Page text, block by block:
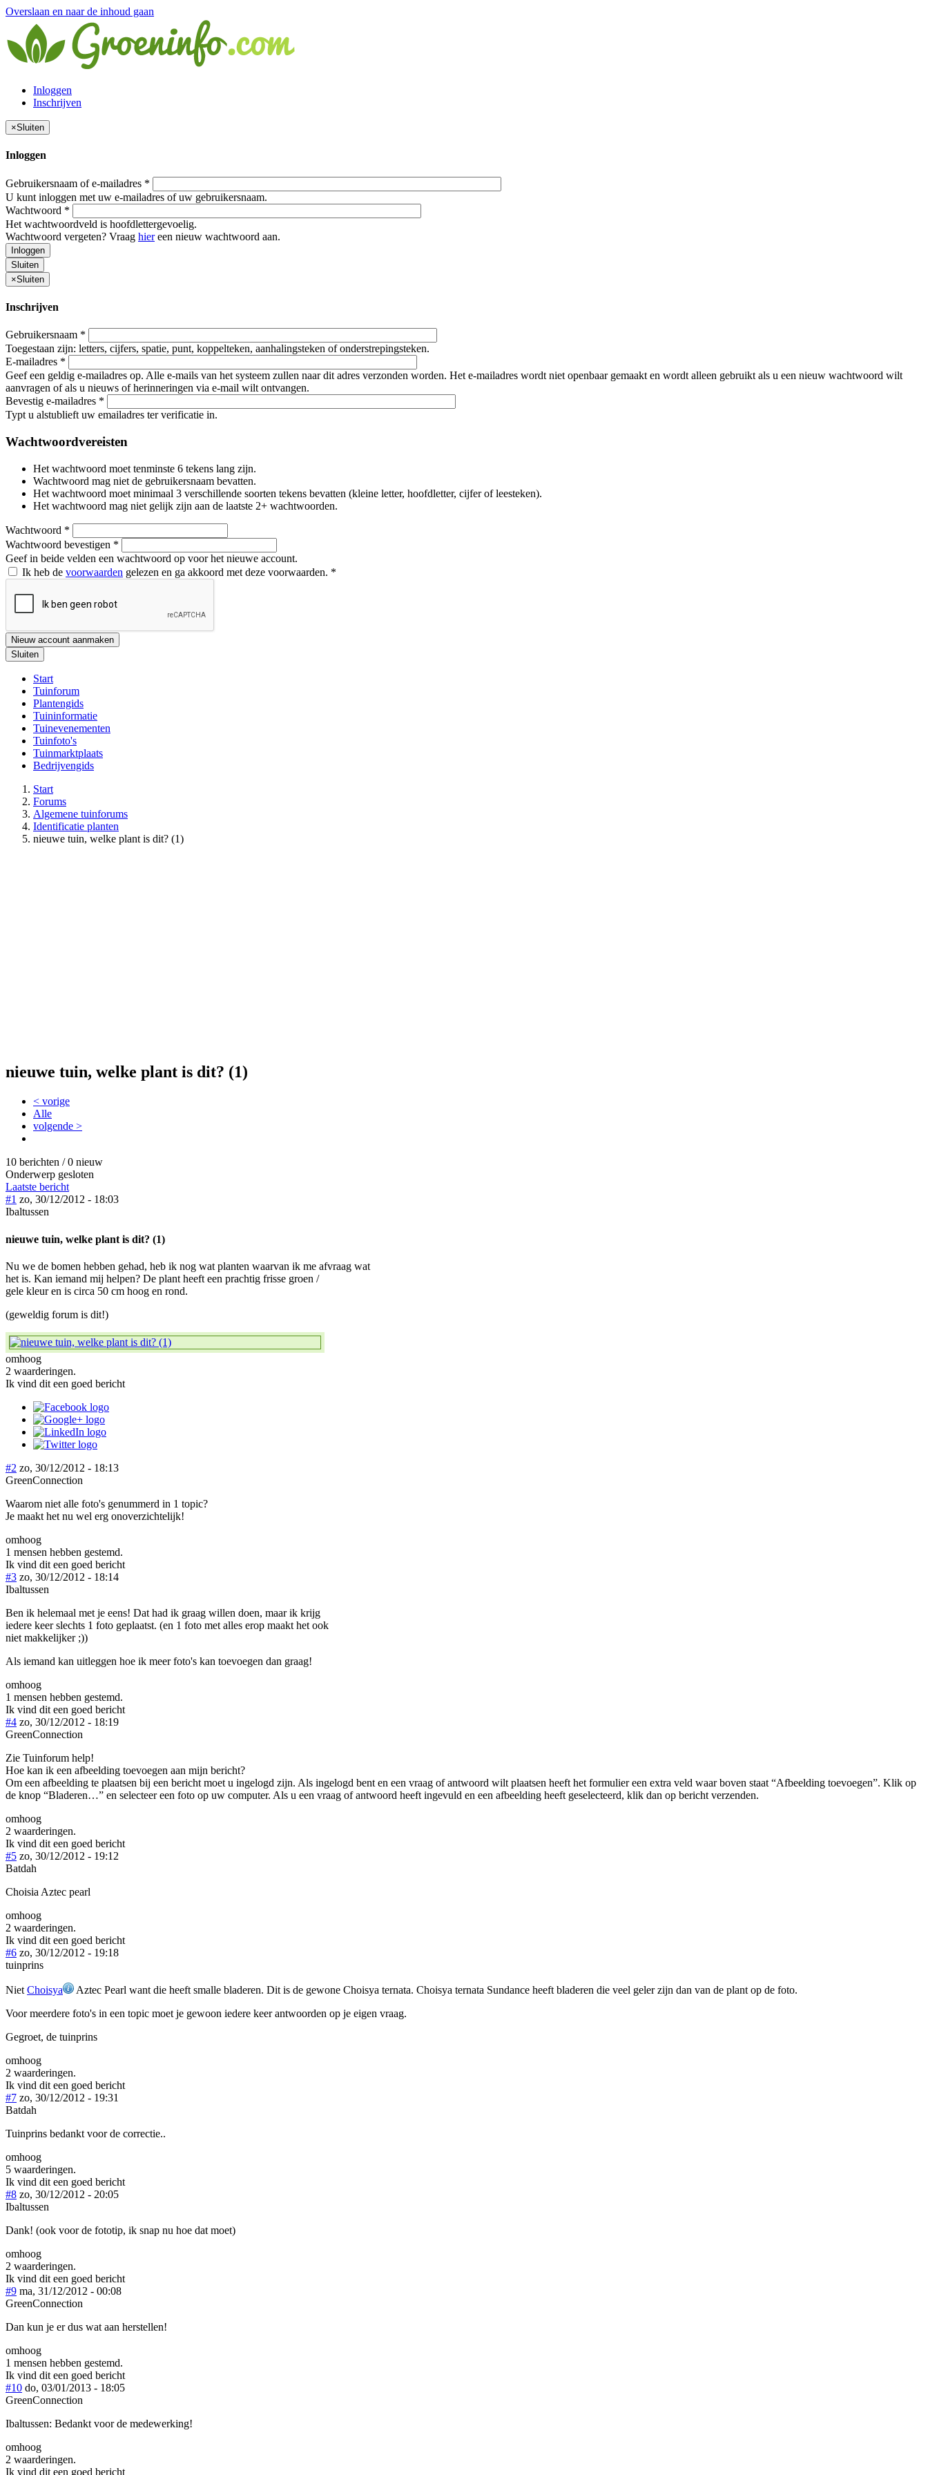
Overslaan en naar de inhoud gaan
Inloggen
Inschrijven
×Sluiten
Inloggen
Gebruikersnaam of e-mailadres *
U kunt inloggen met uw e-mailadres of uw gebruikersnaam.
Wachtwoord *
Het wachtwoordveld is hoofdlettergevoelig.
Wachtwoord vergeten? Vraag hiereen nieuw wachtwoord aan.
Inloggen
Sluiten
×Sluiten
Inschrijven
Gebruikersnaam *
Toegestaan zijn: letters, cijfers, spatie, punt, koppelteken, aanhalingsteken of onderstrepingsteken.
E-mailadres *
Geef een geldig e-mailadres op. Alle e-mails van het systeem zullen naar dit adres verzonden worden. Het e-mailadres wordt niet openbaar gemaakt en wordt alleen gebruikt als u een nieuw wachtwoord wilt
aanvragen of als u nieuws of herinneringen via e-mail wilt ontvangen.
Bevestig e-mailadres *
Typt u alstublieft uw emailadres ter verificatie in.
Wachtwoordvereisten
Het wachtwoord moet tenminste 6 tekens lang zijn.
Wachtwoord mag niet de gebruikersnaam bevatten.
Het wachtwoord moet minimaal 3 verschillende soorten tekens bevatten (kleine letter, hoofdletter, cijfer of leesteken).
Het wachtwoord mag niet gelijk zijn aan de laatste 2+ wachtwoorden.
Wachtwoord *
Wachtwoord bevestigen *
Geef in beide velden een wachtwoord op voor het nieuwe account.
Ik heb de voorwaarden gelezen en ga akkoord met deze voorwaarden. *
Nieuw account aanmaken
Sluiten
Start
Tuinforum
Plantengids
Tuininformatie
Tuinevenementen
Tuinfoto's
Tuinmarktplaats
Bedrijvengids
Start
Forums
Algemene tuinforums
Identificatie planten
nieuwe tuin, welke plant is dit? (1)
nieuwe tuin, welke plant is dit? (1)
< vorige
Alle
volgende >
10 berichten / 0 nieuw
Onderwerp gesloten
Laatste bericht
#1 zo, 30/12/2012 - 18:03
Ibaltussen
nieuwe tuin, welke plant is dit? (1)
Nu we de bomen hebben gehad, heb ik nog wat planten waarvan ik me afvraag wat
het is. Kan iemand mij helpen? De plant heeft een prachtig frisse groen /
gele kleur en is circa 50 cm hoog en rond.
(geweldig forum is dit!)
omhoog
2 waarderingen.
Ik vind dit een goed bericht
#2 zo, 30/12/2012 - 18:13
GreenConnection
Waarom niet alle foto's genummerd in 1 topic?
Je maakt het nu wel erg onoverzichtelijk!
omhoog
1 mensen hebben gestemd.
Ik vind dit een goed bericht
#3 zo, 30/12/2012 - 18:14
Ibaltussen
Ben ik helemaal met je eens! Dat had ik graag willen doen, maar ik krijg
iedere keer slechts 1 foto geplaatst. (en 1 foto met alles erop maakt het ook
niet makkelijker ;))
Als iemand kan uitleggen hoe ik meer foto's kan toevoegen dan graag!
omhoog
1 mensen hebben gestemd.
Ik vind dit een goed bericht
#4 zo, 30/12/2012 - 18:19
GreenConnection
Zie Tuinforum help!
Hoe kan ik een afbeelding toevoegen aan mijn bericht?
Om een afbeelding te plaatsen bij een bericht moet u ingelogd zijn. Als ingelogd bent en een vraag of antwoord wilt plaatsen heeft het formulier een extra veld waar boven staat “Afbeelding toevoegen”. Klik op
de knop “Bladeren…” en selecteer een foto op uw computer. Als u een vraag of antwoord heeft ingevuld en een afbeelding heeft geselecteerd, klik dan op bericht verzenden.
omhoog
2 waarderingen.
Ik vind dit een goed bericht
#5 zo, 30/12/2012 - 19:12
Batdah
Choisia Aztec pearl
omhoog
2 waarderingen.
Ik vind dit een goed bericht
#6 zo, 30/12/2012 - 19:18
tuinprins
Niet Choisya
Aztec Pearl want die heeft smalle bladeren. Dit is de gewone Choisya ternata. Choisya ternata Sundance heeft bladeren die veel geler zijn dan van de plant op de foto.
Voor meerdere foto's in een topic moet je gewoon iedere keer antwoorden op je eigen vraag.
Gegroet, de tuinprins
omhoog
2 waarderingen.
Ik vind dit een goed bericht
#7 zo, 30/12/2012 - 19:31
Batdah
Tuinprins bedankt voor de correctie..
omhoog
5 waarderingen.
Ik vind dit een goed bericht
#8 zo, 30/12/2012 - 20:05
Ibaltussen
Dank! (ook voor de fototip, ik snap nu hoe dat moet)
omhoog
2 waarderingen.
Ik vind dit een goed bericht
#9 ma, 31/12/2012 - 00:08
GreenConnection
Dan kun je er dus wat aan herstellen!
omhoog
1 mensen hebben gestemd.
Ik vind dit een goed bericht
#10 do, 03/01/2013 - 18:05
GreenConnection
Ibaltussen: Bedankt voor de medewerking!
omhoog
2 waarderingen.
Ik vind dit een goed bericht